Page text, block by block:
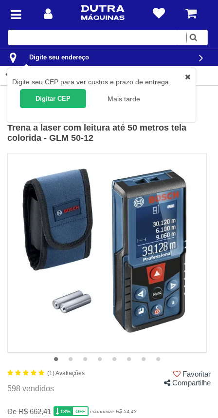
Digite
Digite seu endereço
Digite seu CEP para ver custos e prazo de entrega.
Digitar CEP Mais tarde
Construção Civil Níveis e Trenas Trenas a laser
Trena a laser com leitura até 50 metros tela
colorida - GLM 50-12
(1) Avaliações
Favoritar
598 vendidos
Compartilhe
De R$ 662,41 18% OFF economize R$ 54,43